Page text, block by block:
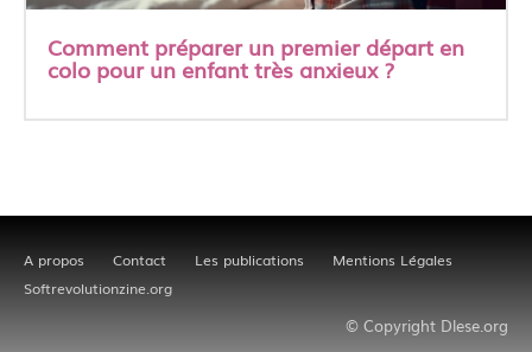
Comment préparer un premier départ en
colo pour un enfant très anxieux ?
A propos Contact Les publications
Mentions Légales
Softrevolutionzine.org
© Copyright Dlese.org